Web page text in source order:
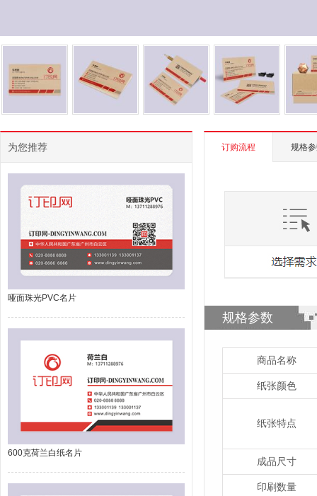
为您推荐
哑面珠光PVC名片
600克荷兰白纸名片
订购流程 规格
规格参数
商品名称
纸张颜色
纸张特点
成品尺寸
印刷数量